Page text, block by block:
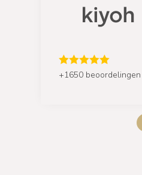
+1650 beoordelingen